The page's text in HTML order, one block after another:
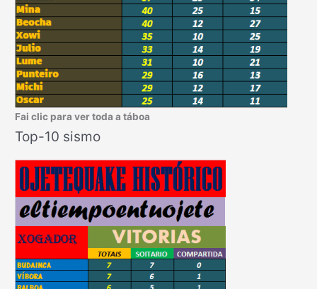
Fai clic para ver toda a táboa
Top-10 sismo